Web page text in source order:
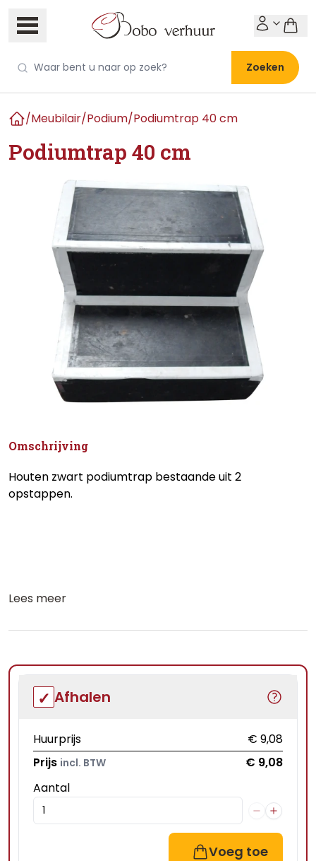
Zoeken
/Meubilair/Podium/Podiumtrap 40 cm
Podiumtrap 40 cm
Omschrijving
Houten zwart podiumtrap bestaande uit 2
opstappen.
Lees meer
Afhalen
Huurprijs
€ 9,08
Prijs incl. BTW
€ 9,08
Aantal
Voeg toe